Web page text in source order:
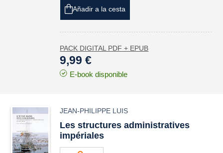
Añadir a la cesta
PACK DIGITAL PDF + EPUB
9,99 €
E-book disponible
JEAN-PHILIPPE LUIS
Les structures administratives
impériales